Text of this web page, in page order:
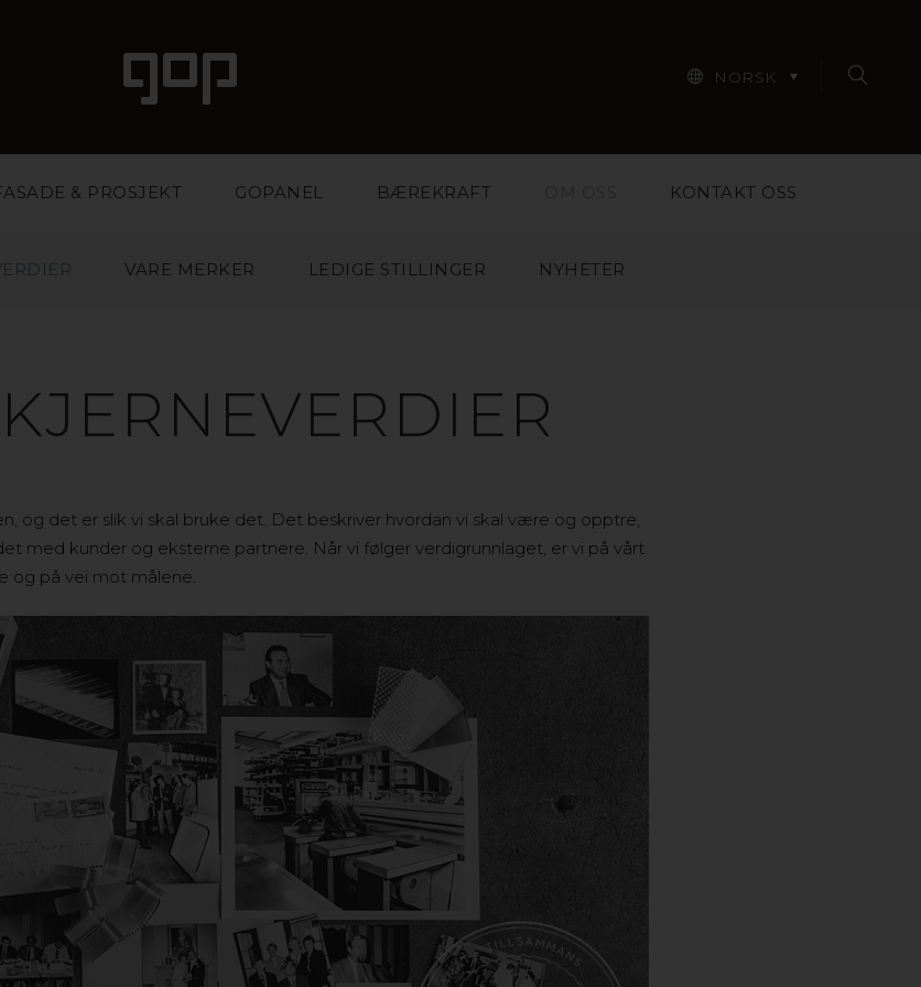
NORSK
& PROSJEKT GOPANEL BÆREKRAFT KONTAKT OSS
VARE MERKER LEDIGE STILLINGER NYHETER
og det er slik vi skal bruke det. Det beskriver hvordan vi skal være og opptre,
med kunder og eksterne partnere. Når vi følger verdigrunnlaget, er vi på vårt
og på vei mot målene.